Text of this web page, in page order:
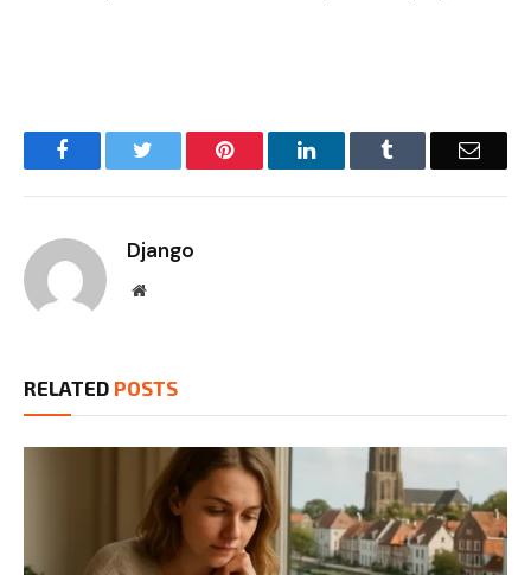
Facebook Pinterest LinkedIn Email
Django
Website
RELATED POSTS